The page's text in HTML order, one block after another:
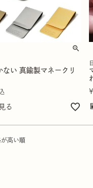
ない 真鍮製マネークリ
る
¥
が高い順